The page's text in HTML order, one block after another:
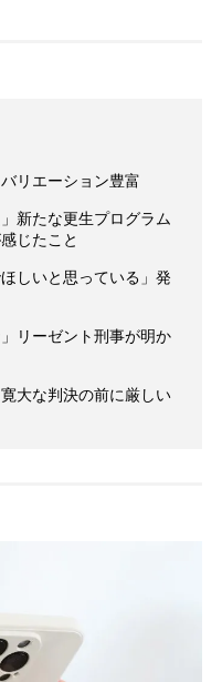
リエーション豊富
新たな更生プログラム
じたこと
しいと思っている」発
リーゼント刑事が明か
大な判決の前に厳しい